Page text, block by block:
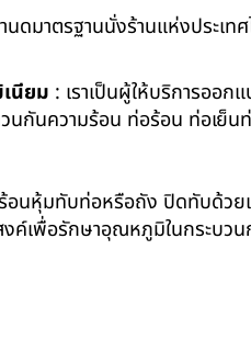
ดมาตรฐานนั่งร้านแห่งประเ
นียม : เราเป็นผู้ให้บริการออ
นความร้อน ท่อร้อน ท่อเย็นท่
นหุ้มทับท่อหรือถัง ปิดทับด้วย
ค์เพื่อรักษาอุณหภูมิในกระบว